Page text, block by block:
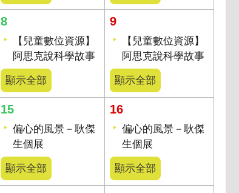
8
【兒童數位資源】
阿思克說科學故事
顯示全部
9
【兒童數位資源】
阿思克說科學故事
顯示全部
15
偏心的風景－耿傑
生個展
顯示全部
16
偏心的風景－耿傑
生個展
顯示全部